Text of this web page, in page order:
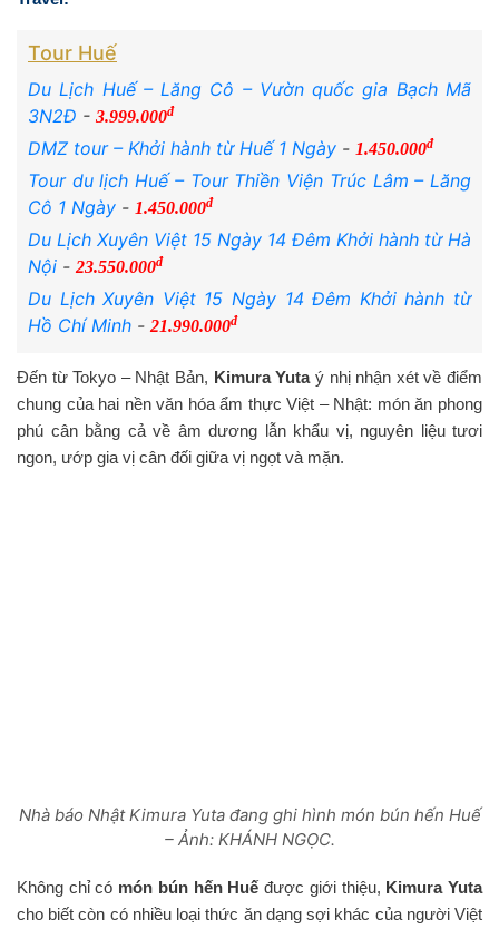
Tour Huế
Du Lịch Huế – Lăng Cô – Vườn quốc gia Bạch Mã
3N2Đ - 3.999.000đ
DMZ tour – Khởi hành từ Huế 1 Ngày - 1.450.000đ
Tour du lịch Huế – Tour Thiền Viện Trúc Lâm – Lăng
Cô 1 Ngày - 1.450.000đ
Du Lịch Xuyên Việt 15 Ngày 14 Đêm Khởi hành từ Hà
Nội - 23.550.000đ
Du Lịch Xuyên Việt 15 Ngày 14 Đêm Khởi hành từ
Hồ Chí Minh - 21.990.000đ
Đến từ Tokyo – Nhật Bản, Kimura Yutaý nhị nhận xét về điểm
chung của hai nền văn hóa ẩm thực Việt – Nhật: món ăn phong
phú cân bằng cả về âm dương lẫn khẩu vị, nguyên liệu tươi
ngon, ướp gia vị cân đối giữa vị ngọt và mặn.
Nhà báo Nhật Kimura Yuta đang ghi hình món bún hến Huế
– Ảnh: KHÁNH NGỌC.
Không chỉ có món bún hến Huế được giới thiệu, Kimura Yuta
cho biết còn có nhiều loại thức ăn dạng sợi khác của người Việt